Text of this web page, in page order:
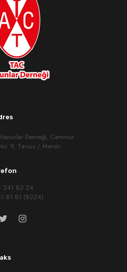
Derneği, Caminur
9, Tarsus / Mersin
241 82 24
81 81 (8224)